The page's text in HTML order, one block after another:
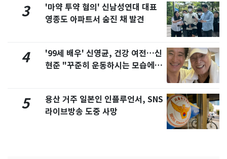
3
'마약 투약 혐의' 신남성연대 대표
영종도 아파트서 숨진 채 발견
4
'99세 배우' 신영균, 건강 여전…신
현준 "꾸준히 운동하시는 모습에 큰
5
용산 거주 일본인 인플루언서, SNS
라이브방송 도중 사망